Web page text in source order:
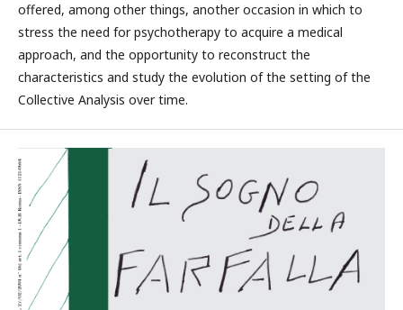
offered, among other things, another occasion in which to
stress the need for psychotherapy to acquire a medical
approach, and the opportunity to reconstruct the
characteristics and study the evolution of the setting of the
Collective Analysis over time.